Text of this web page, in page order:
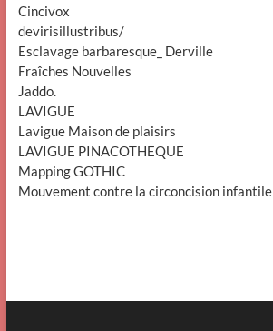
Cincivox
devirisillustribus/
Esclavage barbaresque_ Derville
Fraîches Nouvelles
Jaddo.
LAVIGUE
Lavigue Maison de plaisirs
LAVIGUE PINACOTHEQUE
Mapping GOTHIC
Mouvement contre la circoncision infantile